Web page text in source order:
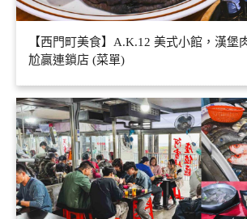
【西門町美食】A.K.12 美式小館，漢堡
尬贏連鎖店 (菜單)